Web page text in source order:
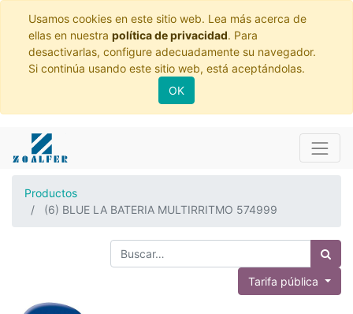
Usamos cookies en este sitio web. Lea más acerca de
ellas en nuestra política de privacidad. Para
desactivarlas, configure adecuadamente su navegador.
Si continúa usando este sitio web, está aceptándolas.
OK
Productos
(6) BLUE LA BATERIA MULTIRRITMO 574999
Tarifa pública